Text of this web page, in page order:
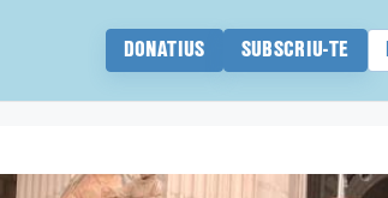
DONATIUS SUBSCRIU-TE